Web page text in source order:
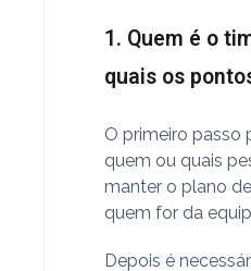
1. Quem é o
quais os
O primeiro passo
quem ou quais
manter o plano
quem for da
Depois é